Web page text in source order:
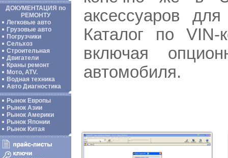
ДОКУМЕНТАЦИЯ по
РЕМОНТУ
Легковые авто
Грузовые авто
Погрузчики
Сельхоз
Строительная
Двигатели
Краны ремонт
Мото, ATV.
Водная техника
Авто Диагностика
Рынок Европы
Рынок Азии
Рынок Америки
Рынок Японии
Рынок Китая
аксессуаров
Каталог по
включая
автомобиля.